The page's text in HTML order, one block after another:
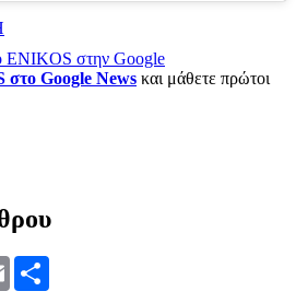
ENIKOS στην Google
στο Google News και μάθετε πρώτοι
Email